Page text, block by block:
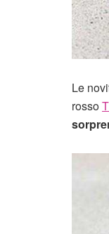
Le
rosso